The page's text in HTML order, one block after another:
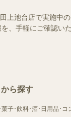
上池台店で実施中
、手軽にご確認い
ら探す
菓子･飲料･酒･日用品･コ